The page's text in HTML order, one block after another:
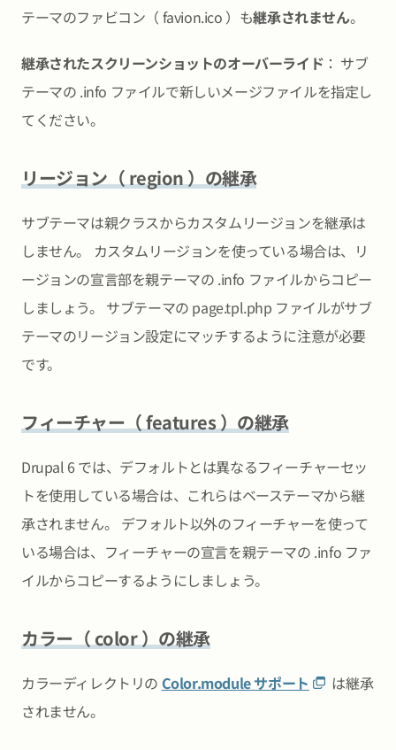
テーマのファビコン（ favion.ico ）も継承されません。
継承されたスクリーンショットのオーバーライド ： サブ
テーマの .info ファイルで新しいメージファイルを指定し
てください。
リージョン（ region ）の継承
サブテーマは親クラスからカスタムリージョンを継承は
しません。 カスタムリージョンを使っている場合は、リ
ージョンの宣言部を親テーマの .info ファイルからコピー
しましょう。 サブテーマの page.tpl.php ファイルがサブ
テーマのリージョン設定にマッチするように注意が必要
です。
フィーチャー（ features ）の継承
Drupal 6 では、デフォルトとは異なるフィーチャーセッ
トを使用している場合は、これらはベーステーマから継
承されません。 デフォルト以外のフィーチャーを使って
いる場合は、フィーチャーの宣言を親テーマの .info ファ
イルからコピーするようにしましょう。
カラー（ color ）の継承
カラーディレクトリの Color.module サポート
は継承
されません。